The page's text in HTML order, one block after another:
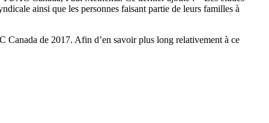
ainsi que les personnes faisant partie de leurs familles à
Canada de 2017. Afin d’en savoir plus long relativement à ce